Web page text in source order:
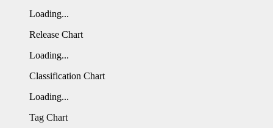
Loading...
Release Chart
Loading...
Classification Chart
Loading...
Tag Chart